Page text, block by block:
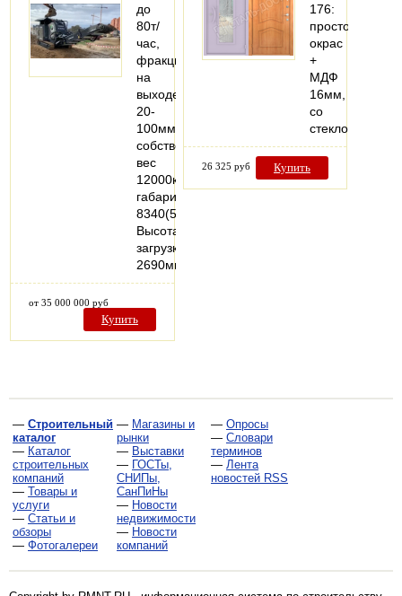
до
80т/
час,
фракция
на
выходе
20-
100мм,
собственный
вес
12000кг,
габариты
8340(5600)х2250х2700мм.
Высота
загрузки
2690мм.
от 35 000 000 руб
Купить
176:
простой
окрас
+
МДФ
16мм,
со
стеклом
26 325 руб Купить
— Строительный
каталог
— Каталог
строительных
компаний
— Товары и
услуги
— Статьи и
обзоры
— Фотогалереи
— Магазины и
рынки
— Выставки
— ГОСТы,
СНИПы,
СанПиНы
— Новости
недвижимости
— Новости
компаний
— Опросы
— Словари
терминов
— Лента
новостей RSS